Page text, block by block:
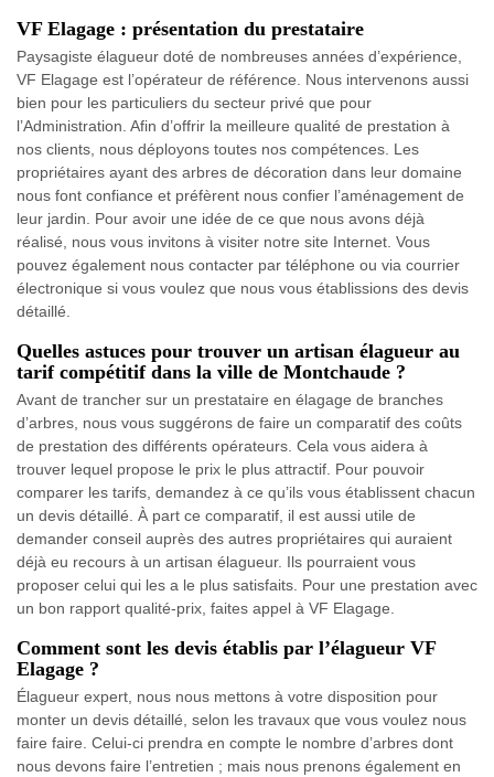
VF Elagage : présentation du prestataire
Paysagiste élagueur doté de nombreuses années d’expérience,
VF Elagage est l’opérateur de référence. Nous intervenons aussi
bien pour les particuliers du secteur privé que pour
l’Administration. Afin d’offrir la meilleure qualité de prestation à
nos clients, nous déployons toutes nos compétences. Les
propriétaires ayant des arbres de décoration dans leur domaine
nous font confiance et préfèrent nous confier l’aménagement de
leur jardin. Pour avoir une idée de ce que nous avons déjà
réalisé, nous vous invitons à visiter notre site Internet. Vous
pouvez également nous contacter par téléphone ou via courrier
électronique si vous voulez que nous vous établissions des devis
détaillé.
Quelles astuces pour trouver un artisan élagueur au
tarif compétitif dans la ville de Montchaude ?
Avant de trancher sur un prestataire en élagage de branches
d’arbres, nous vous suggérons de faire un comparatif des coûts
de prestation des différents opérateurs. Cela vous aidera à
trouver lequel propose le prix le plus attractif. Pour pouvoir
comparer les tarifs, demandez à ce qu’ils vous établissent chacun
un devis détaillé. À part ce comparatif, il est aussi utile de
demander conseil auprès des autres propriétaires qui auraient
déjà eu recours à un artisan élagueur. Ils pourraient vous
proposer celui qui les a le plus satisfaits. Pour une prestation avec
un bon rapport qualité-prix, faites appel à VF Elagage.
Comment sont les devis établis par l’élagueur VF
Elagage ?
Élagueur expert, nous nous mettons à votre disposition pour
monter un devis détaillé, selon les travaux que vous voulez nous
faire faire. Celui-ci prendra en compte le nombre d’arbres dont
nous devons faire l’entretien ; mais nous prenons également en